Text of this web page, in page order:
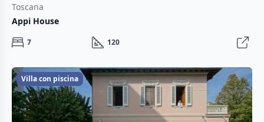
Toscana
Appi House
7 120
Villa con piscina